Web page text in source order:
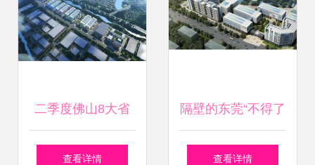
二季度佛山8大省
市重点项目开工竣
查看详情
隔壁的东莞“不得了
了” 马云50亿巨资
查看详情